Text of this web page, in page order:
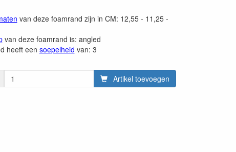
van deze foamrand zijn in CM: 12,55 - 11,25 -
van deze foamrand is: angled
heeft een soepelheid van: 3
Artikel toevoegen